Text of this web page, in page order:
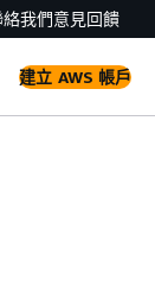
絡我們意見回饋
建立 AWS 帳戶